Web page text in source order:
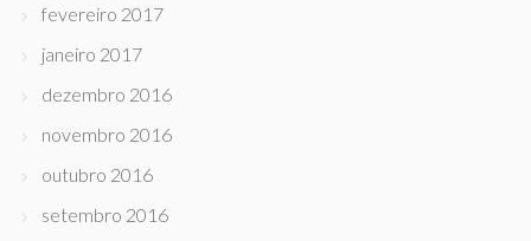
fevereiro 2017
janeiro 2017
dezembro 2016
novembro 2016
outubro 2016
setembro 2016